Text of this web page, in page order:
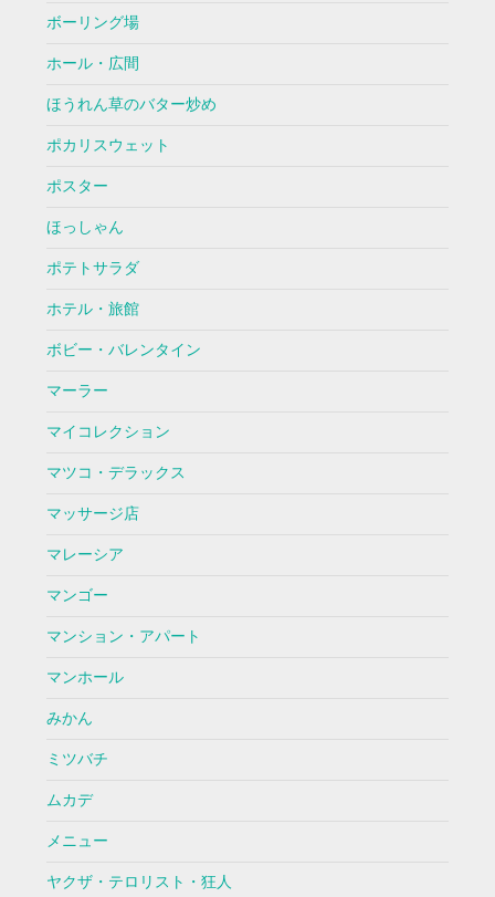
ボーリング場
ホール・広間
ほうれん草のバター炒め
ポカリスウェット
ポスター
ほっしゃん
ポテトサラダ
ホテル・旅館
ボビー・バレンタイン
マーラー
マイコレクション
マツコ・デラックス
マッサージ店
マレーシア
マンゴー
マンション・アパート
マンホール
みかん
ミツバチ
ムカデ
メニュー
ヤクザ・テロリスト・狂人